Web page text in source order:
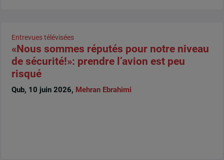
Entrevues télévisées
«Nous sommes réputés pour notre niveau
de sécurité!»: prendre l’avion est peu
risqué
Qub, 10 juin 2026, Mehran Ebrahimi